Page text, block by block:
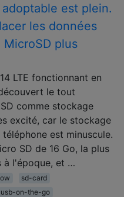
est plein.
les données
plus
LTE fonctionnant en
le tout
comme stockage
excité, car le stockage
est minuscule.
SD de 16 Go, la plus
à l'époque, et …
sd-card
usb-on-the-go